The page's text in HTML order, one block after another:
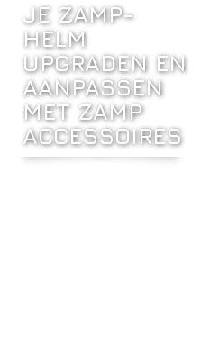
JE ZAMP-
HELM
UPGRADEN EN
AANPASSEN
MET ZAMP
ACCESSOIRES